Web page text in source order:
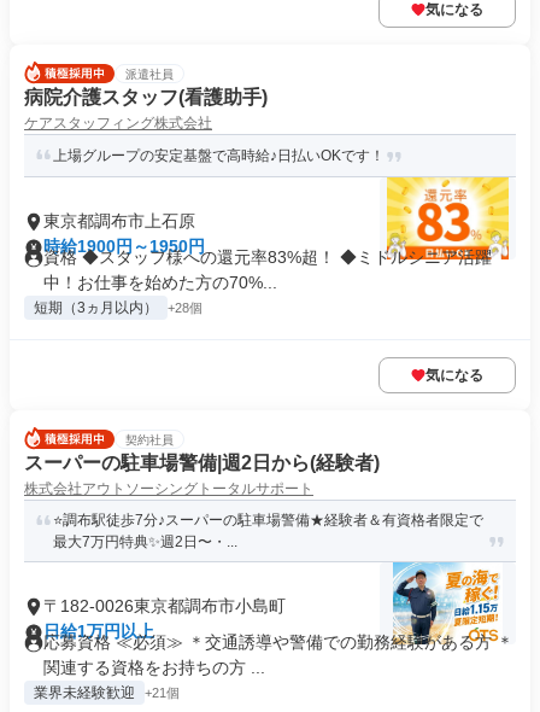
気になる
派遣社員
病院介護スタッフ(看護助手)
ケアスタッフィング株式会社
上場グループの安定基盤で高時給♪日払いOKです！
東京都調布市上石原
時給1900円～1950円
資格 ◆スタッフ様への還元率83%超！ ◆ミドルシニア活躍
中！お仕事を始めた方の70%...
短期（3ヵ月以内） +28個
気になる
契約社員
スーパーの駐車場警備|週2日から(経験者)
株式会社アウトソーシングトータルサポート
⭐️調布駅徒歩7分♪スーパーの駐車場警備★経験者＆有資格者限定で
最大7万円特典✨週2日〜・...
〒182-0026東京都調布市小島町
日給1万円以上
応募資格 ≪必須≫ ＊交通誘導や警備での勤務経験がある方 ＊
関連する資格をお持ちの方 ...
業界未経験歓迎 +21個